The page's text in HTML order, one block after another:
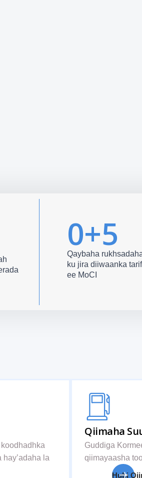
0+5
Qaybaha
ku jira diiwaanka
ee MoCI
la
Qiimaha
Guddiga
qiimayaasha
Hubi